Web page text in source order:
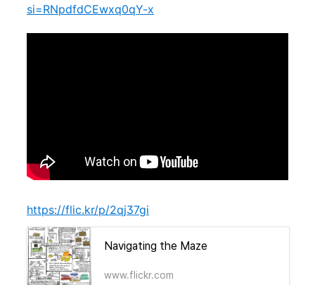
si=RNpdfdCEwxq0qY-x
https://flic.kr/p/2qj37gi
Navigating the Maze
www.flickr.com